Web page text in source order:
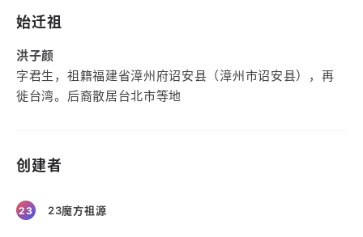
始迁祖
洪子颜
字君生，祖籍福建省漳州府诏安县（漳州市诏安县），再
徙台湾。后裔散居台北市等地
创建者
23 23魔方祖源